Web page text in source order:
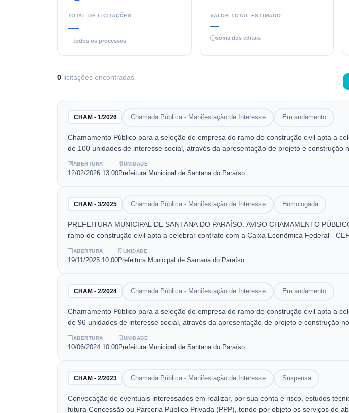
TOTAL DE LICITAÇÕES
—
todos os processos
VALOR TOTAL ESTIMADO
—
soma dos editais
0 licitações encontradas
CHAM - 1/2026 Chamada Pública - Manifestação de Interesse Em andamento
Chamamento Público para a seleção de empresa do ramo de construção civil apta a
de 100 unidades de interesse social, através da apresentação de projeto e
atingidas pelas obras do PAC II, no Município de Santana do Paraíso/MG.
ABERTURA
12/02/2026 13:00
UNIDADE
Prefeitura Municipal de Santana do Paraíso
CHAM - 3/2025 Chamada Pública - Manifestação de Interesse Homologada
PREFEITURA MUNICIPAL DE SANTANA DO PARAÍSO. AVISO CHAMAMENTO
ramo de construção civil apta a celebrar contrato com a Caixa Econômica Federal -
apresentação de projeto e construção no âmbito do programa MCMV Faixa 1 - FAR,
famílias de baixa renda do município de Santana do Paraíso/MG. Abertura dia 19/11/
ABERTURA
19/11/2025 10:00
UNIDADE
Prefeitura Municipal de Santana do Paraíso
CHAM - 2/2024 Chamada Pública - Manifestação de Interesse Em andamento
Chamamento Público para a seleção de empresa do ramo de construção civil apta a
de 96 unidades de interesse social, através da apresentação de projeto e construção
baixa renda do Município de Santana do Paraíso/MG.
ABERTURA
10/06/2024 10:00
UNIDADE
Prefeitura Municipal de Santana do Paraíso
CHAM - 2/2023 Chamada Pública - Manifestação de Interesse Suspensa
Convocação de eventuais interessados em realizar, por sua conta e risco, estudos
futura Concessão ou Parceria Público Privada (PPP), tendo por objeto os serviços de